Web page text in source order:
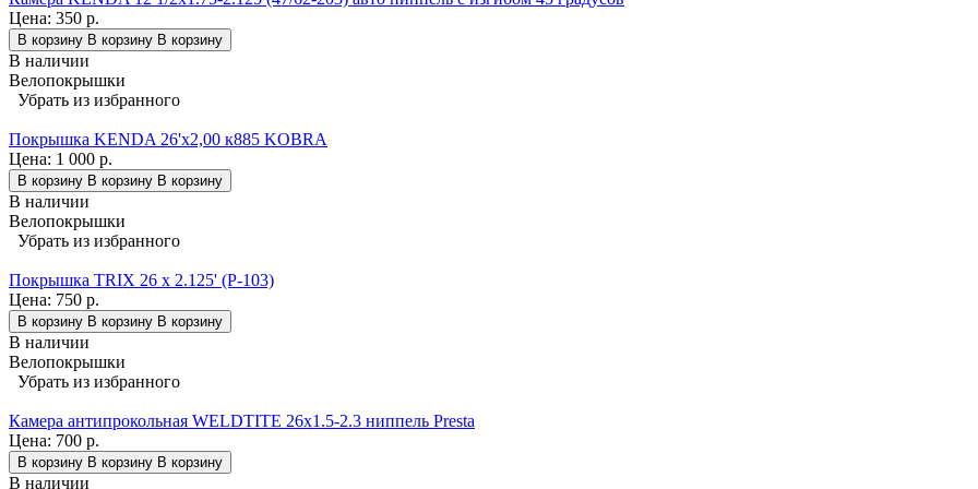
Цена: 350 р.
В корзину В корзину В корзину
В наличии
Велопокрышки
Убрать из избранного
Покрышка KENDA 26'х2,00 к885 KOBRA
Цена: 1 000 р.
В корзину В корзину В корзину
В наличии
Велопокрышки
Убрать из избранного
Покрышка TRIX 26 x 2.125' (P-103)
Цена: 750 р.
В корзину В корзину В корзину
В наличии
Велопокрышки
Убрать из избранного
Камера антипрокольная WELDTITE 26x1.5-2.3 ниппель Presta
Цена: 700 р.
В корзину В корзину В корзину
В наличии